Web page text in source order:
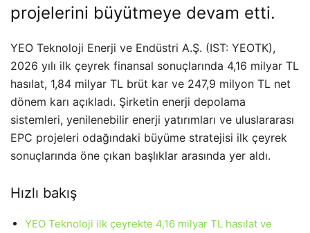
projelerini büyütmeye devam etti.
YEO Teknoloji Enerji ve Endüstri A.Ş. (IST: YEOTK),
2026 yılı ilk çeyrek finansal sonuçlarında 4,16 milyar TL
hasılat, 1,84 milyar TL brüt kar ve 247,9 milyon TL net
dönem karı açıkladı. Şirketin enerji depolama
sistemleri, yenilenebilir enerji yatırımları ve uluslararası
EPC projeleri odağındaki büyüme stratejisi ilk çeyrek
sonuçlarında öne çıkan başlıklar arasında yer aldı.
Hızlı bakış
YEO Teknoloji ilk çeyrekte 4,16 milyar TL hasılat ve